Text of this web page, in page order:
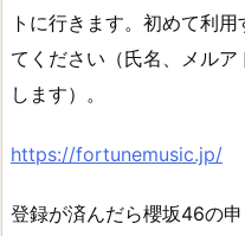
トに行きます。初めて利
てください（氏名、メル
します）。
https://fortunemusic.jp/
登録が済んだら櫻坂46の